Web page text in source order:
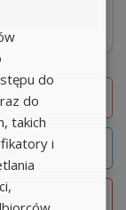
do
do
takich
i